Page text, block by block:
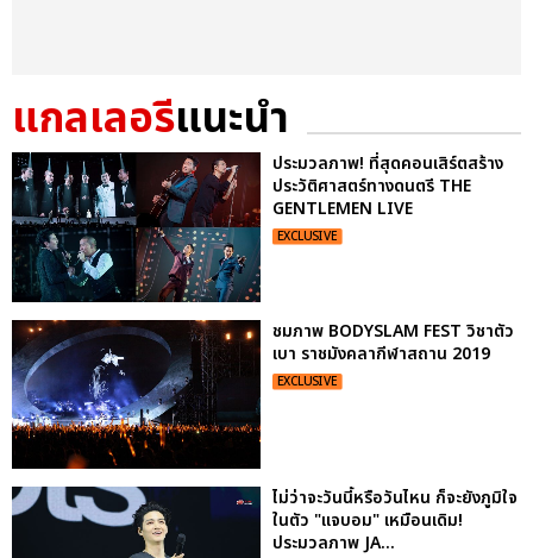
แกลเลอรีแนะนำ
ประมวลภาพ! ที่สุดคอนเสิร์ตสร้าง
ประวัติศาสตร์ทางดนตรี THE
GENTLEMEN LIVE
EXCLUSIVE
ชมภาพ BODYSLAM FEST วิชาตัว
เบา ราชมังคลากีฬาสถาน 2019
EXCLUSIVE
ไม่ว่าจะวันนี้หรือวันไหน ก็จะยังภูมิใจ
ในตัว "แจบอม" เหมือนเดิม!
ประมวลภาพ JA...